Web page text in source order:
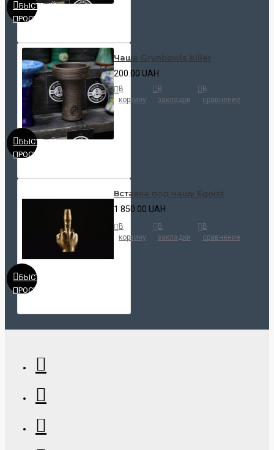
БЫСТРЫЙ
ПРОСМОТР
БЫСТРЫЙ
ПРОСМОТР
Чаша Grynbowls Killer
200.00 UAH
В
корзину
В
закладки
В
сравнение
БЫСТРЫЙ
ПРОСМОТР
Вставка под чашу Egoist
1 850.00 UAH
В
корзину
В
закладки
В
сравнение